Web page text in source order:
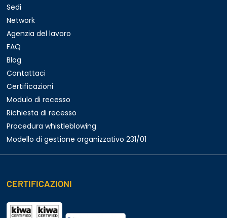
Sedi
Network
Agenzia del lavoro
FAQ
Blog
Contattaci
Certificazioni
Modulo di recesso
Richiesta di recesso
Procedura whistleblowing
Modello di gestione organizzativo 231/01
CERTIFICAZIONI